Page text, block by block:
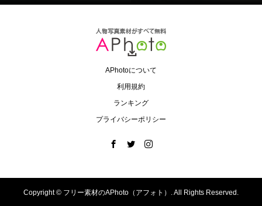
APhotoについて
利用規約
ランキング
プライバシーポリシー
Copyright © フリー素材のAPhoto（アフォト）. All Rights Reserved.